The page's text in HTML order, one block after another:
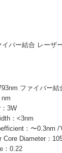
バー結合 レーザ
ファイバー結
3W
：<3nm
：〜0.3nm
Core Diameter：
：0.22